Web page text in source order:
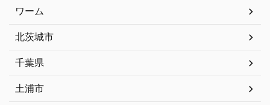
ワーム
北茨城市
千葉県
土浦市